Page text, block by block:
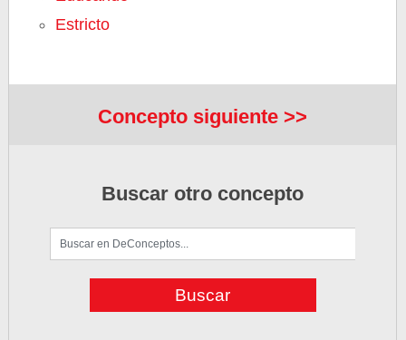
Estricto
Concepto siguiente >>
Buscar otro concepto